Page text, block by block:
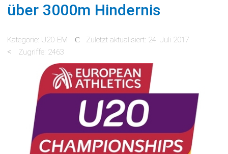
über 3000m Hindernis
Kategorie: U20-EM
Zuletzt aktualisiert: 24. Juli 2017
Zugriffe: 2463